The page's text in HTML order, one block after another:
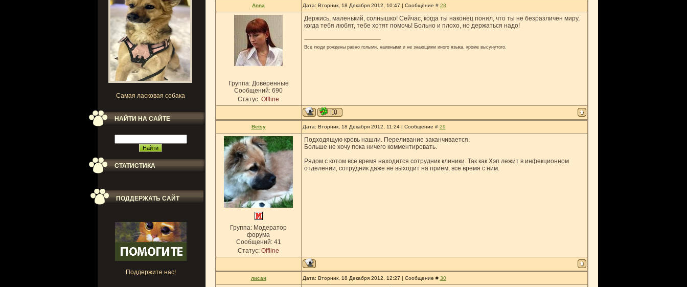
Самая ласковая собака
НАЙТИ НА САЙТЕ
СТАТИСТИКА
ПОДДЕРЖАТЬ САЙТ
Поддержите нас!
Anna Дата: Вторник, 18 Декабря 2012, 10:47 | Сообщение # 28
Группа: Доверенные
Сообщений: 690
Статус: Offline
Держись, маленький, солнышко! Сейчас, когда ты наконец понял, что ты не безразличен миру,
когда тебя любят, тебе хотят помочь! Больно и плохо, но держаться надо!
Все люди рождены равно голыми, наивными и не знающими иного языка, кроме высунутого.
Betsy Дата: Вторник, 18 Декабря 2012, 11:24 | Сообщение # 29
Группа: Модератор
форума
Сообщений: 41
Статус: Offline
Подходящую кровь нашли. Переливание заканчивается.
Больше не хочу пока ничего комментировать.
Рядом с котом все время находится сотрудник клиники. Так как Хэп лежит в инфекционном
отделении, сотрудник даже не выходит на прием, все время с ним.
лисан Дата: Вторник, 18 Декабря 2012, 12:27 | Сообщение # 30